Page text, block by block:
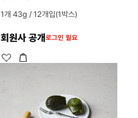
1개 43g / 12개입(1박스)
회원사 공개로그인 필요